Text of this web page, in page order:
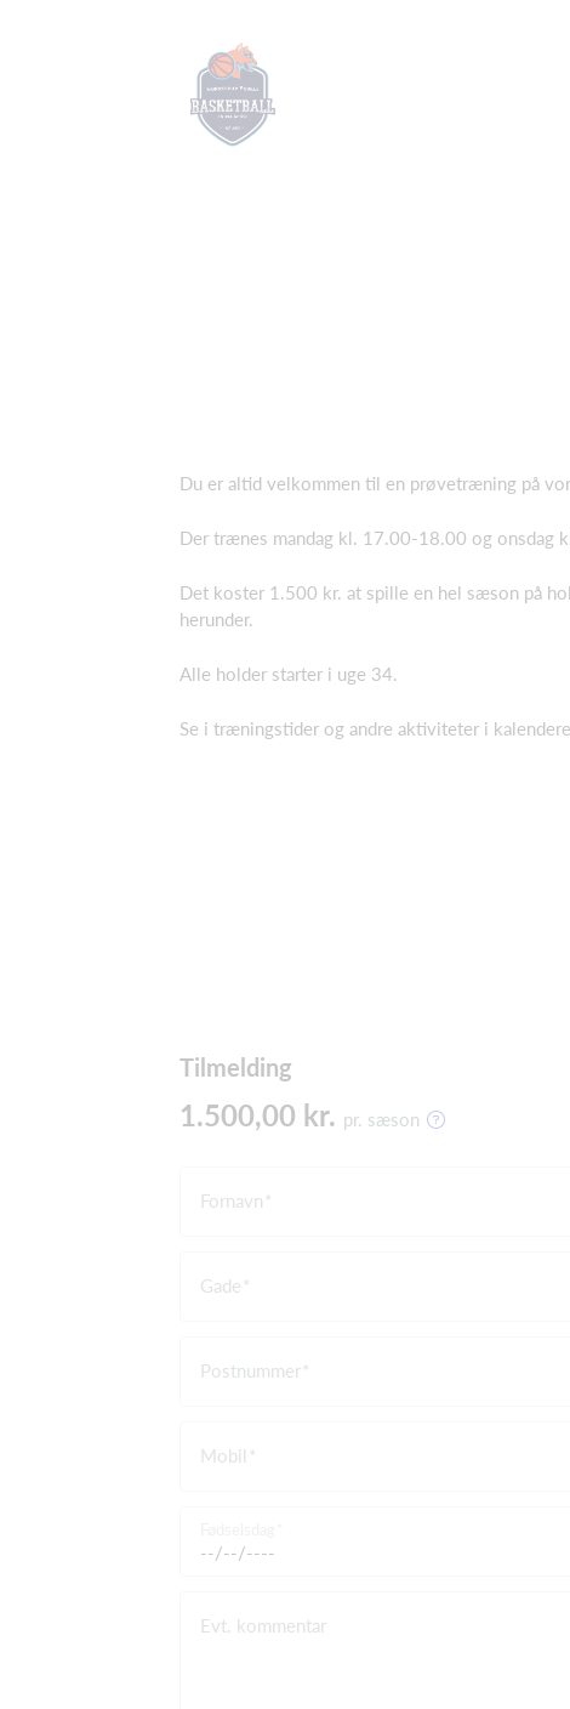
Du er altid velkommen til en prøvetræning på
Der trænes mandag kl. 17.00-18.00 og onsdag
Det koster 1.500 kr. at spille en hel sæson på
herunder.
Alle holder starter i uge 34.
Se i træningstider og andre aktiviteter i
Tilmelding
1.500,00 kr. pr. sæson
Fornavn
Gade
Postnummer
Mobil
Evt. kommentar